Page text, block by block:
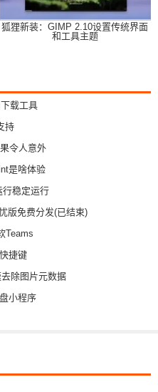
狐狸新装：GIMP 2.10设置传统界面
和工具主题
载工具
持
令人意外
是啥体验
行稳定运行
版免费分发(已结束)
Teams
捷键
除图片元数据
小程序